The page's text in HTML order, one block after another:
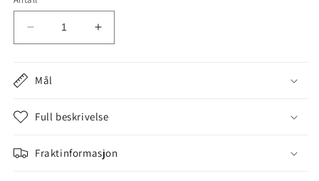
antallet
Hygrometer
Øk
antallet
Mål
Full beskrivelse
Fraktinformasjon